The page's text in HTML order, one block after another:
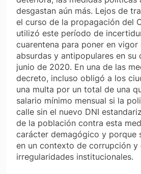
desgastan aún más. Lejos de
el curso de la propagación del
utilizó este período de
cuarentena para poner en
absurdas y antipopulares en su
junio de 2020. En una de las
decreto, incluso obligó a los
una multa por un total de una
salario mínimo mensual si la
calle sin el nuevo DNI
de la población contra esta
carácter demagógico y porque
en un contexto de corrupción y
irregularidades institucionales.